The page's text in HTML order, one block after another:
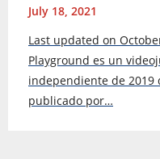
July 18, 2021
Last updated on
Playground es un
independiente de 2019
publicado por…